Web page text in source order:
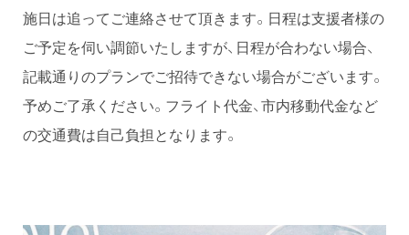
施日は追ってご連絡させて頂きます。日程は支援者様の
ご予定を伺い調節いたしますが、日程が合わない場合、
記載通りのプランでご招待できない場合がございます。
予めご了承ください。フライト代金、市内移動代金など
の交通費は自己負担となります。